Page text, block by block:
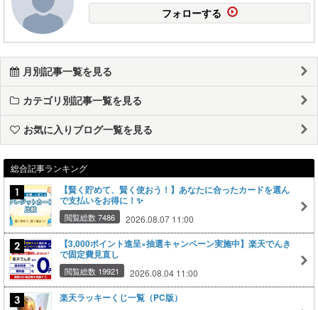
フォローする
月別記事一覧を見る
カテゴリ別記事一覧を見る
お気に入りブログ一覧を見る
総合記事ランキング
【賢く貯めて、賢く使おう！】あなたに合ったカードを選ん
で支払いをお得に！✨
閲覧総数 7486 2026.08.07 11:00
【3,000ポイント進呈×抽選キャンペーン実施中】楽天でんき
で固定費見直し
閲覧総数 19921 2026.08.04 11:00
楽天ラッキーくじ一覧（PC版）